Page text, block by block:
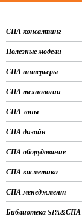
СПА консалтинг
Полезные модели
СПА интерьеры
СПА технологии
СПА зоны
СПА дизайн
СПА оборудование
СПА косметика
СПА менеджмент
Библиотека SPA&СПА